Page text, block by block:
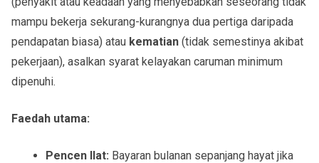
mampu bekerja sekurang-kurangnya dua pertiga daripada
pendapatan biasa) atau kematian (tidak semestinya akibat
pekerjaan), asalkan syarat kelayakan caruman minimum
dipenuhi.
Faedah utama:
Pencen Ilat: Bayaran bulanan sepanjang hayat jika